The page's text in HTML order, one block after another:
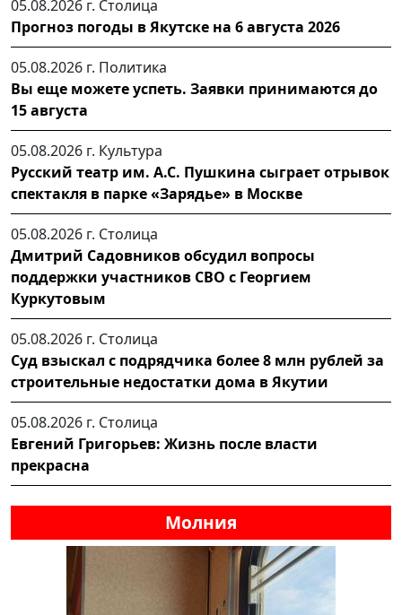
05.08.2026 г. Столица
Прогноз погоды в Якутске на 6 августа 2026
05.08.2026 г. Политика
Вы еще можете успеть. Заявки принимаются до
15 августа
05.08.2026 г. Культура
Русский театр им. А.С. Пушкина сыграет отрывок
спектакля в парке «Зарядье» в Москве
05.08.2026 г. Столица
Дмитрий Садовников обсудил вопросы
поддержки участников СВО с Георгием
Куркутовым
05.08.2026 г. Столица
Суд взыскал с подрядчика более 8 млн рублей за
строительные недостатки дома в Якутии
05.08.2026 г. Столица
Евгений Григорьев: Жизнь после власти
прекрасна
Молния